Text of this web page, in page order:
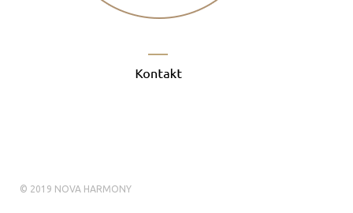
© 2019 NOVA HARMONY